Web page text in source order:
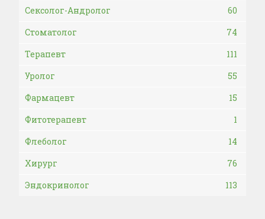
Сексолог-Андролог
60
Стоматолог
74
Терапевт
111
Уролог
55
Фармацевт
15
Фитотерапевт
1
Флеболог
14
Хирург
76
Эндокринолог
113